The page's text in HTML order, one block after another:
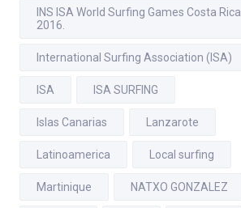
INS ISA World Surfing Games Costa Rica
2016.
International Surfing Association (ISA)
ISA ISA SURFING
Islas Canarias Lanzarote
Latinoamerica Local surfing
Martinique NATXO GONZALEZ